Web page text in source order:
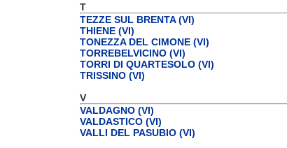
T
TEZZE SUL BRENTA (VI)
THIENE (VI)
TONEZZA DEL CIMONE (VI)
TORREBELVICINO (VI)
TORRI DI QUARTESOLO (VI)
TRISSINO (VI)
V
VALDAGNO (VI)
VALDASTICO (VI)
VALLI DEL PASUBIO (VI)